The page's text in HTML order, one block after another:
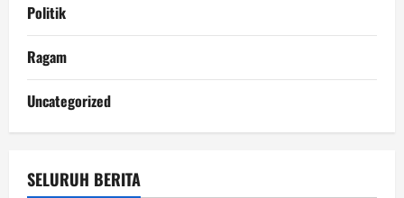
Politik
Ragam
Uncategorized
SELURUH BERITA